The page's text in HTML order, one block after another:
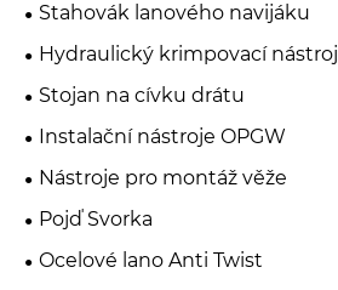
Stahovák lanového navijáku
Hydraulický krimpovací nástroj
Stojan na cívku drátu
Instalační nástroje OPGW
Nástroje pro montáž věže
Pojď Svorka
Ocelové lano Anti Twist